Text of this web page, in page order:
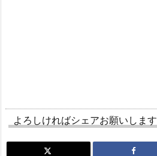
よろしければシェアお願いします